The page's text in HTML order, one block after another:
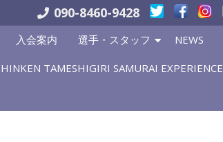
090-8460-9428
入会案内 選手・スタッフ NEWS
TAMESHIGIRI SAMURAI EXPERIENCE